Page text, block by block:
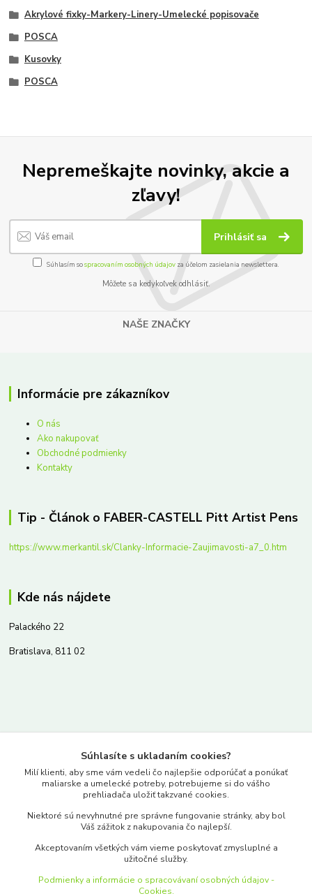
Akrylové fixky-Markery-Linery-Umelecké popisovače
POSCA
Kusovky
POSCA
Nepremeškajte novinky, akcie a
zľavy!
Prihlásiť sa
Súhlasím sospracovaním osobných údajov za účelom zasielania newslettera.
Môžete sa kedykoľvek odhlásiť.
NAŠE ZNAČKY
Informácie pre zákazníkov
O nás
Ako nakupovať
Obchodné podmienky
Kontakty
Tip - Článok o FABER-CASTELL Pitt Artist Pens
https://www.merkantil.sk/Clanky-Informacie-Zaujimavosti-a7_0.htm
Kde nás nájdete
Palackého 22
Bratislava, 811 02
www.merkantil.sk
Pondelok-Piatok: 9.00-17.00hod.
objednavky@merkantil-obchod.sk
Súhlasíte s ukladaním cookies?
Milí klienti, aby sme vám vedeli čo najlepšie odporúčať a ponúkať
maliarske a umelecké potreby, potrebujeme si do vášho
prehliadača uložiť takzvané cookies.
Niektoré sú nevyhnutné pre správne fungovanie stránky, aby bol
Váš zážitok z nakupovania čo najlepší.
Akceptovaním všetkých vám vieme poskytovať zmysluplné a
užitočné služby.
Podmienky a informácie o spracovávaní osobných údajov -
Cookies.